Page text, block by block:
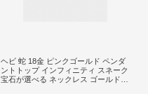
ヘビ 蛇 18金 ピンクゴールド ペンダ
ントトップ インフィニティ スネーク
宝石が選べる ネックレス ゴールド K